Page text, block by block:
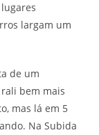
largam um
de um
bem mais
mas lá em 5
Na Subida